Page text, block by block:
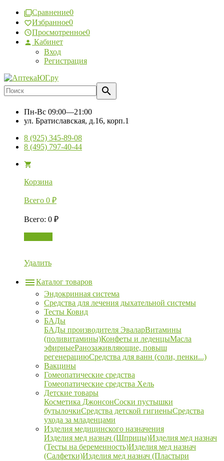
Сравнение0
Избранное0
Просмотренное0
Кабинет
Вход
Регистрация
Пн-Вс 09:00—21:00
ул. Братиславская, д.16, корп.1
8 (925) 345-89-08
8 (495) 797-40-44
Корзина
Всего 0 ₽
Всего: 0 ₽
Удалить
Каталог товаров
Эндокринная система
Средства для лечения дыхательной системы
Тесты Ковид
БАДы
БАДы производителя ЭваларВитамины
(поливитамины)Конфеты и леденцыМасла
эфирныеРанозаживляющие, повыш
регенерациюСредства для ванн (соли, пенки...)
Вакцины
Гомеопатические средства
Гомеопатические средства Хель
Детские товары
Косметика ДжонсонСоски пустышки
бутылочкиСредства детской гигиеныСредства
ухода за младенцами
Изделия медицинского назначения
Изделия мед назнач (Шприцы)Изделия мед назнач
(Тесты на беременность)Изделия мед назнач
(Салфетки)Изделия мед назнач (Пластыри